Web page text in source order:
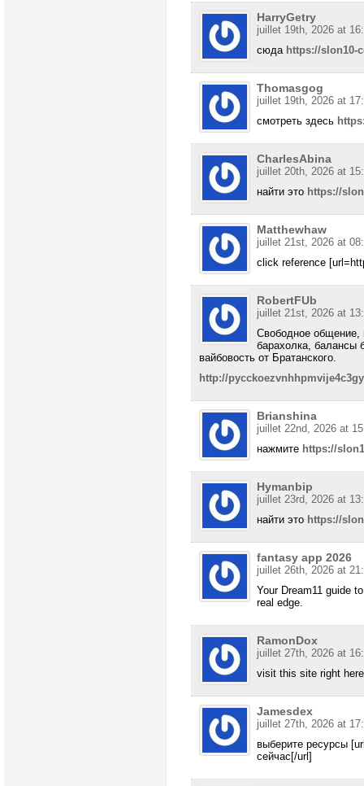
HarryGetry
juillet 19th, 2026 at
сюда https://slon10-
Thomasgog
juillet 19th, 2026 at
смотреть здесь
CharlesAbina
juillet 20th, 2026 at
найти это https://
Matthewhaw
juillet 21st, 2026 at
click reference
RobertFUb
juillet 21st, 2026 at
Свободное общение,
барахолка, балансы
вайбовость от Братанского.
http://
Brianshina
juillet 22nd, 2026 at
нажмите https://
Hymanbip
juillet 23rd, 2026 at
найти это https://
fantasy app 2026
juillet 26th, 2026 at
Your Dream11 guide
real edge.
RamonDox
juillet 27th, 2026 at
visit this site right
Jamesdex
juillet 27th, 2026 at
выберите ресурсы
сейчас[/url]